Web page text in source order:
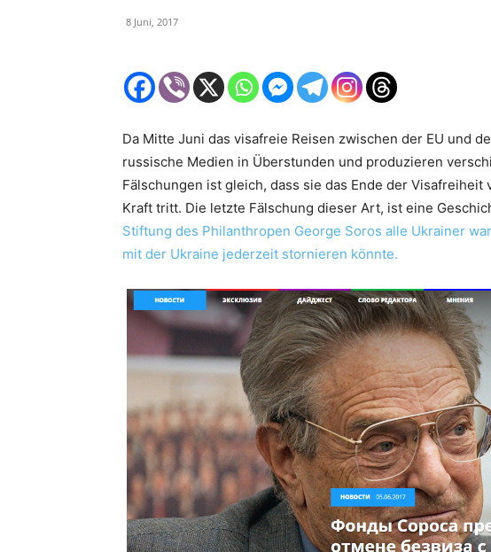
8 Juni, 2017
Da Mitte Juni das visafreie Reisen zwischen der EU und
russische Medien in Überstunden und produzieren
Fälschungen ist gleich, dass sie das Ende der
Kraft tritt. Die letzte Fälschung dieser Art, ist eine
Stiftung des Philanthropen George Soros alle Ukrainer
mit der Ukraine jederzeit stornieren könnte.